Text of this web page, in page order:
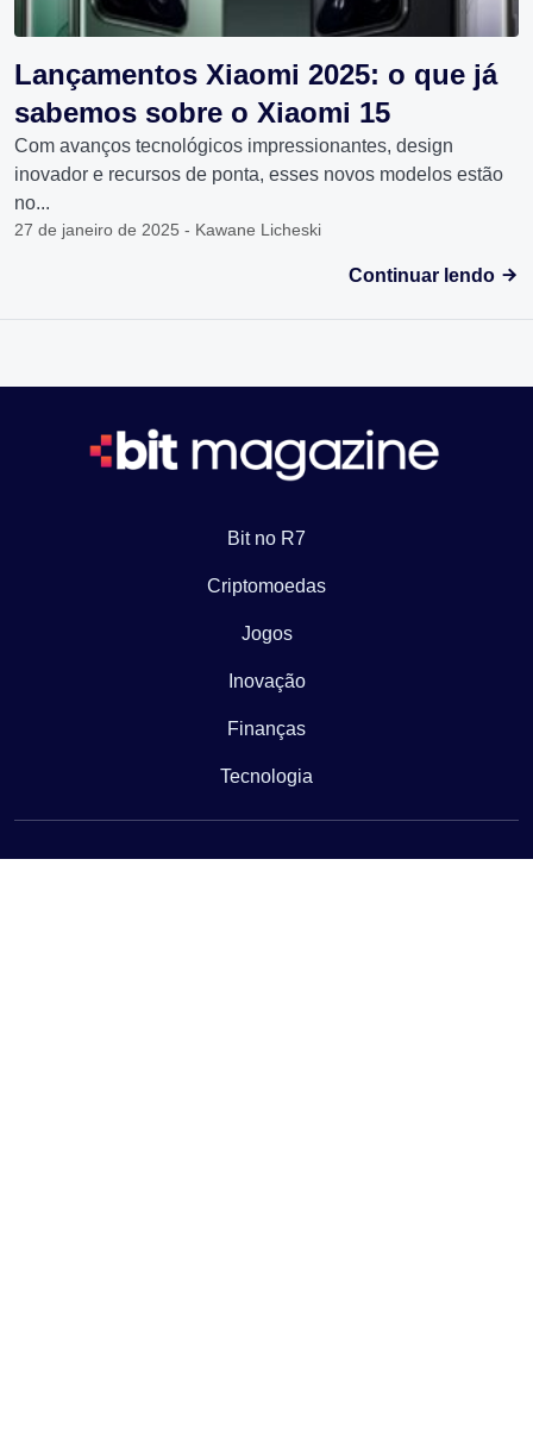
Lançamentos Xiaomi 2025: o que já
sabemos sobre o Xiaomi 15
Com avanços tecnológicos impressionantes, design
inovador e recursos de ponta, esses novos modelos estão
no...
27 de janeiro de 2025 - Kawane Licheski
Continuar lendo
Bit no R7
Criptomoedas
Jogos
Inovação
Finanças
Tecnologia